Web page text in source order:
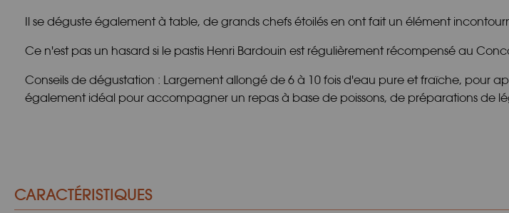
Il se déguste également à table, de grands chefs étoilés en ont fait un élément
Ce n'est pas un hasard si le pastis Henri Bardouin est régulièrement récompensé au
Conseils de dégustation : Largement allongé de 6 à 10 fois d'eau pure et fraîche, pour
également idéal pour accompagner un repas à base de poissons, de préparations de
CARACTÉRISTIQUES